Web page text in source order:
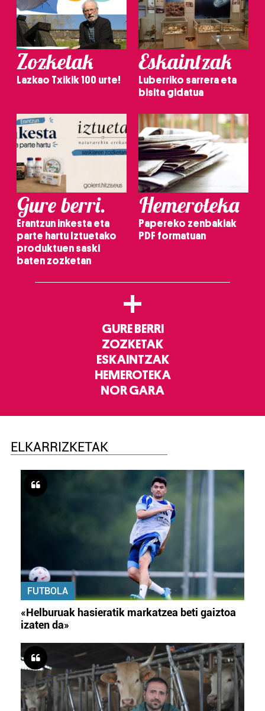
Zozketak
Lazkao Txikik 100 urte!
Eskaintzak
Luberriko sarrera eta
bisita gidatua
Gure berri.
Erantzun inkesta eta
parte hartu Iztuetako
produktuen saski
baten zozketan
Hemeroteka
Papereko zenbakiak
PDF formatuan
+
GURE BERRI
ZOZKETAK
ESKAINTZAK
HEMEROTEKA
NOR GARA
ELKARRIZKETAK
FUTBOLA
«Helburuak hasieratik markatzea beti gaiztoa
izaten da»